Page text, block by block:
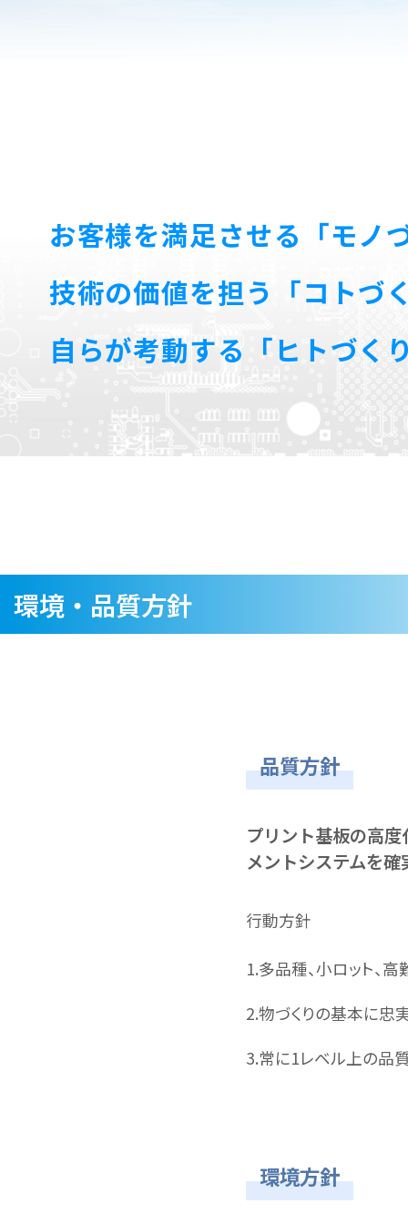
お客様を満足させる「モノ
技術の価値を担う「コトづ
自らが考動する「ヒトづく
環境・品質方針
品質方針
プリント基板の高
メントシステムを
行動方針
1.多品種、小ロット、
2.物づくりの基本に忠
3.常に1レベル上の品
環境方針